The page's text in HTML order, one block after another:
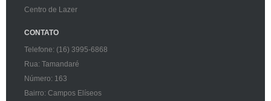
Centro de Lazer
CONTATO
Telefone: (16) 3995-6868
Rua: Tamandaré
Número: 163
Bairro: Campos Elíseos